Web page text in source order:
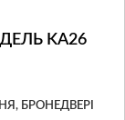
KA26
БРОНЕДВЕРІ